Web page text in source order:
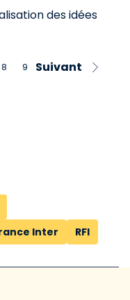
des idées
8 9 Suivant
Inter RFI